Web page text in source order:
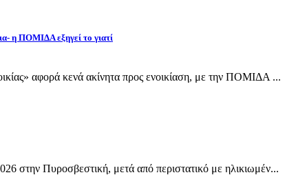
η ΠΟΜΙΔΑ εξηγεί το γιατί
αφορά κενά ακίνητα προς ενοικίαση, με την ΠΟΜΙΔΑ ...
στην Πυροσβεστική, μετά από περιστατικό με ηλικιωμέν...